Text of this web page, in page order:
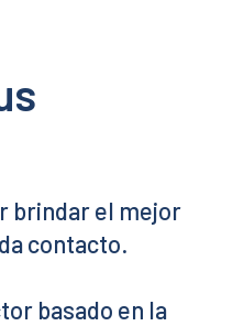
brindar el mejor
contacto.
basado en la